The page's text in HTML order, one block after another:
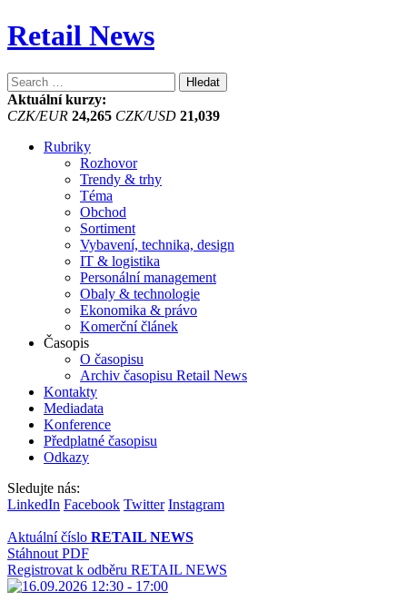
Retail News
Vyhledávání
Aktuální kurzy:
CZK/EUR 24,265 CZK/USD 21,039
Rubriky
Rozhovor
Trendy & trhy
Téma
Obchod
Sortiment
Vybavení, technika, design
IT & logistika
Personální management
Obaly & technologie
Ekonomika & právo
Komerční článek
Časopis
O časopisu
Archiv časopisu Retail News
Kontakty
Mediadata
Konference
Předplatné časopisu
Odkazy
Sledujte nás:
LinkedIn Facebook Twitter Instagram
Aktuální číslo RETAIL NEWS
Stáhnout PDF
Registrovat k odběru RETAIL NEWS